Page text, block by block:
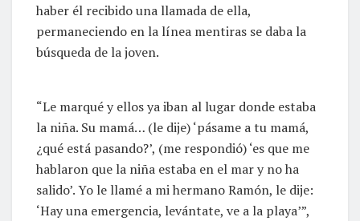
haber él recibido una llamada de ella,
permaneciendo en la línea mentiras se daba la
búsqueda de la joven.
“Le marqué y ellos ya iban al lugar donde estaba
la niña. Su mamá… (le dije) ‘pásame a tu mamá,
¿qué está pasando?’, (me respondió) ‘es que me
hablaron que la niña estaba en el mar y no ha
salido’. Yo le llamé a mi hermano Ramón, le dije:
‘Hay una emergencia, levántate, ve a la playa’”,